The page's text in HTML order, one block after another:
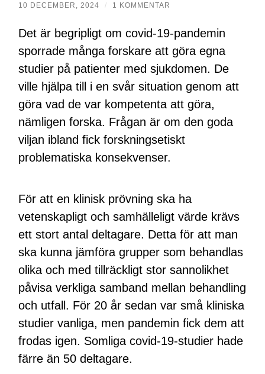
10 DECEMBER, 2024 / 1 KOMMENTAR
Det är begripligt om covid-19-pandemin
sporrade många forskare att göra egna
studier på patienter med sjukdomen. De
ville hjälpa till i en svår situation genom att
göra vad de var kompetenta att göra,
nämligen forska. Frågan är om den goda
viljan ibland fick forskningsetiskt
problematiska konsekvenser.
För att en klinisk prövning ska ha
vetenskapligt och samhälleligt värde krävs
ett stort antal deltagare. Detta för att man
ska kunna jämföra grupper som behandlas
olika och med tillräckligt stor sannolikhet
påvisa verkliga samband mellan behandling
och utfall. För 20 år sedan var små kliniska
studier vanliga, men pandemin fick dem att
frodas igen. Somliga covid-19-studier hade
färre än 50 deltagare.